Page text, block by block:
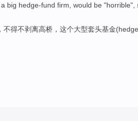
, a big hedge-fund firm , would be "horrible",
， 不得不剥离高桥 ，这个大型套头基金(hedge